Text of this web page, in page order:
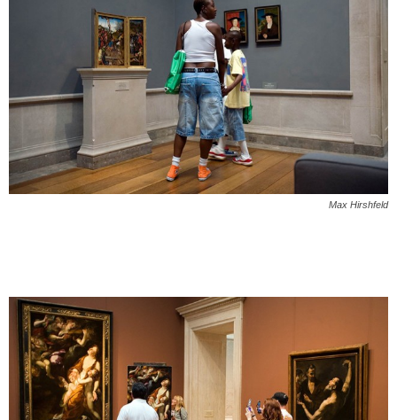
Max Hirshfeld